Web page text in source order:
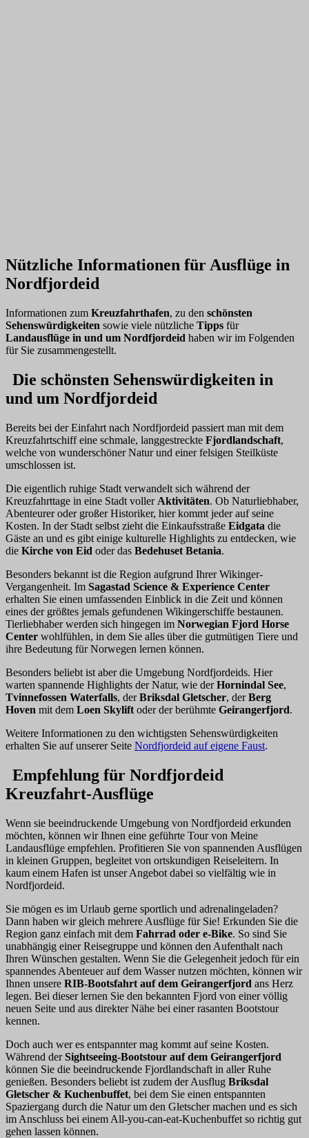
Nützliche Informationen für Ausflüge in
Nordfjordeid
Informationen zum Kreuzfahrthafen, zu den schönsten
Sehenswürdigkeiten sowie viele nützliche Tipps für
Landausflüge in und um Nordfjordeid haben wir im Folgenden
für Sie zusammengestellt.
Die schönsten Sehenswürdigkeiten in
und um Nordfjordeid
Bereits bei der Einfahrt nach Nordfjordeid passiert man mit dem
Kreuzfahrtschiff eine schmale, langgestreckte Fjordlandschaft,
welche von wunderschöner Natur und einer felsigen Steilküste
umschlossen ist.
Die eigentlich ruhige Stadt verwandelt sich während der
Kreuzfahrttage in eine Stadt voller Aktivitäten. Ob Naturliebhaber,
Abenteurer oder großer Historiker, hier kommt jeder auf seine
Kosten. In der Stadt selbst zieht die Einkaufsstraße Eidgata die
Gäste an und es gibt einige kulturelle Highlights zu entdecken, wie
die Kirche von Eid oder das Bedehuset Betania.
Besonders bekannt ist die Region aufgrund Ihrer Wikinger-
Vergangenheit. Im Sagastad Science & Experience Center
erhalten Sie einen umfassenden Einblick in die Zeit und können
eines der größtes jemals gefundenen Wikingerschiffe bestaunen.
Tierliebhaber werden sich hingegen im Norwegian Fjord Horse
Center wohlfühlen, in dem Sie alles über die gutmütigen Tiere und
ihre Bedeutung für Norwegen lernen können.
Besonders beliebt ist aber die Umgebung Nordfjordeids. Hier
warten spannende Highlights der Natur, wie derHornindal See,
Tvinnefossen Waterfalls, derBriksdal Gletscher, derBerg
Hoven mit dem Loen Skylift oder der berühmte Geirangerfjord.
Weitere Informationen zu den wichtigsten Sehenswürdigkeiten
erhalten Sie auf unserer Seite Nordfjordeid auf eigene Faust.
Empfehlung für Nordfjordeid
Kreuzfahrt-Ausflüge
Wenn sie beeindruckende Umgebung von Nordfjordeid erkunden
möchten, können wir Ihnen eine geführte Tour von Meine
Landausflüge empfehlen. Profitieren Sie von spannenden Ausflügen
in kleinen Gruppen, begleitet von ortskundigen Reiseleitern. In
kaum einem Hafen ist unser Angebot dabei so vielfältig wie in
Nordfjordeid.
Sie mögen es im Urlaub gerne sportlich und adrenalingeladen?
Dann haben wir gleich mehrere Ausflüge für Sie! Erkunden Sie die
Region ganz einfach mit dem Fahrrad oder e-Bike. So sind Sie
unabhängig einer Reisegruppe und können den Aufenthalt nach
Ihren Wünschen gestalten. Wenn Sie die Gelegenheit jedoch für ein
spannendes Abenteuer auf dem Wasser nutzen möchten, können wir
Ihnen unsere RIB-Bootsfahrt auf dem Geirangerfjord ans Herz
legen. Bei dieser lernen Sie den bekannten Fjord von einer völlig
neuen Seite und aus direkter Nähe bei einer rasanten Bootstour
kennen.
Doch auch wer es entspannter mag kommt auf seine Kosten.
Während derSightseeing-Bootstour auf dem Geirangerfjord
können Sie die beeindruckende Fjordlandschaft in aller Ruhe
genießen. Besonders beliebt ist zudem der Ausflug Briksdal
Gletscher & Kuchenbuffet, bei dem Sie einen entspannten
Spaziergang durch die Natur um den Gletscher machen und es sich
im Anschluss bei einem All-you-can-eat-Kuchenbuffet so richtig gut
gehen lassen können.